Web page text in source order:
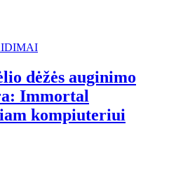
dėžės auginimo
Immortal
kompiuteriui